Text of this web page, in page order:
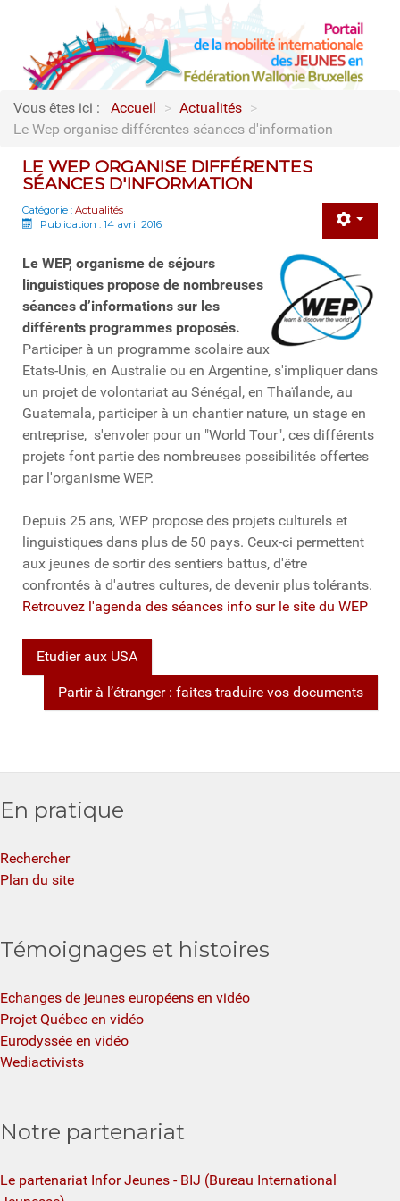
Vous êtes ici : Accueil > Actualités >
Le Wep organise différentes séances d'information
LE WEP ORGANISE DIFFÉRENTES
SÉANCES D'INFORMATION
Catégorie : Actualités
Publication : 14 avril 2016
Le WEP, organisme de séjours
linguistiques propose de nombreuses
séances d’informations sur les
différents programmes proposés.
Participer à un programme scolaire aux
Etats-Unis, en Australie ou en Argentine, s'impliquer dans
un projet de volontariat au Sénégal, en Thaïlande, au
Guatemala, participer à un chantier nature, un stage en
entreprise, s'envoler pour un "World Tour", ces différents
projets font partie des nombreuses possibilités offertes
par l'organisme WEP.
Depuis 25 ans, WEP propose des projets culturels et
linguistiques dans plus de 50 pays. Ceux-ci permettent
aux jeunes de sortir des sentiers battus, d'être
confrontés à d'autres cultures, de devenir plus tolérants.
Retrouvez l'agenda des séances info sur le site du WEP
Etudier aux USA
Partir à l’étranger : faites traduire vos documents
En pratique
Rechercher
Plan du site
Témoignages et histoires
Echanges de jeunes européens en vidéo
Projet Québec en vidéo
Eurodyssée en vidéo
Wediactivists
Notre partenariat
Le partenariat Infor Jeunes - BIJ (Bureau International